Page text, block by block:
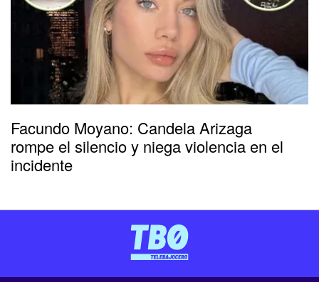
Facundo Moyano: Candela Arizaga
rompe el silencio y niega violencia en el
incidente